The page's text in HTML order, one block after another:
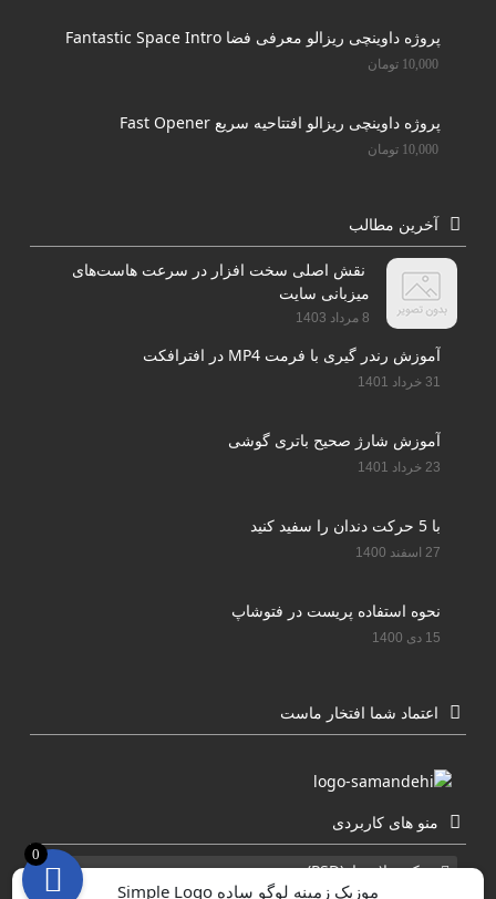
پروژه داوینچی ریزالو معرفی فضا Fantastic Space Intro
10,000 تومان
پروژه داوینچی ریزالو افتتاحیه سریع Fast Opener
10,000 تومان
آخرین مطالب
نقش اصلی سخت افزار در سرعت هاست‌های
میزبانی سایت
8 مرداد 1403
آموزش رندر گیری با فرمت MP4 در افترافکت
31 خرداد 1401
آموزش شارژ صحیح باتری گوشی
23 خرداد 1401
با 5 حرکت دندان را سفید کنید
27 اسفند 1400
نحوه استفاده پریست در فتوشاپ
15 دی 1400
اعتماد شما افتخار ماست
منو های کاربردی
عکس لایه باز(PSD)
0
موزیک زمینه لوگو ساده Simple Logo